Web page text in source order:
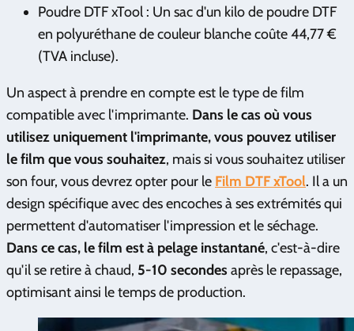
Poudre DTF xTool : Un sac d'un kilo de poudre DTF
en polyuréthane de couleur blanche coûte 44,77 €
(TVA incluse).
Un aspect à prendre en compte est le type de film
compatible avec l'imprimante. Dans le cas où vous
utilisez uniquement l'imprimante, vous pouvez utiliser
le film que vous souhaitez, mais si vous souhaitez utiliser
son four, vous devrez opter pour le Film DTF xTool. Il a un
design spécifique avec des encoches à ses extrémités qui
permettent d'automatiser l'impression et le séchage.
Dans ce cas, le film est à pelage instantané, c'est-à-dire
qu'il se retire à chaud, 5-10 secondes après le repassage,
optimisant ainsi le temps de production.